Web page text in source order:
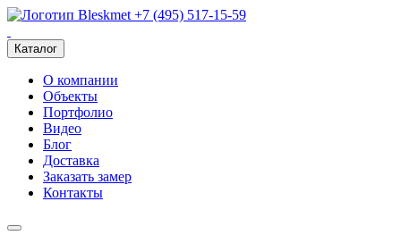
+7 (495) 517-15-59
Каталог
О компании
Объекты
Портфолио
Видео
Блог
Доставка
Заказать замер
Контакты